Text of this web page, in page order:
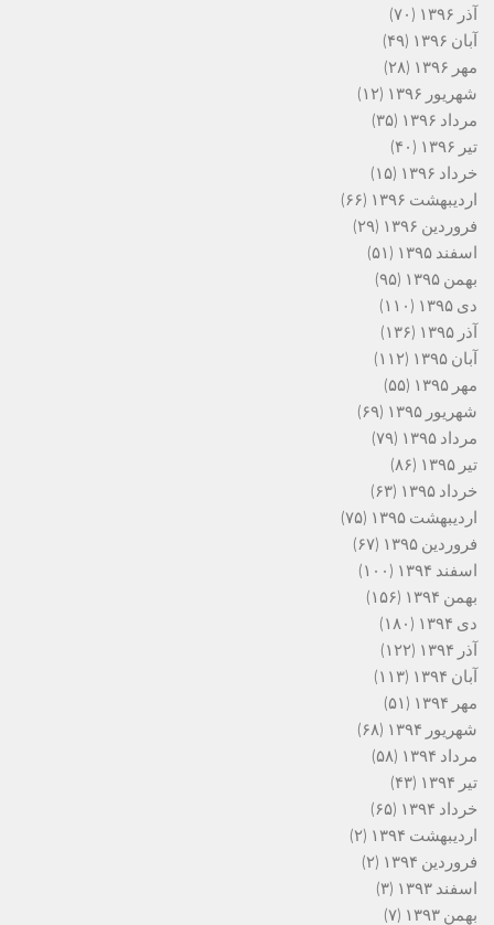
آذر ۱۳۹۶
(۷۰)
آبان ۱۳۹۶
(۴۹)
مهر ۱۳۹۶
(۲۸)
شهریور ۱۳۹۶
(۱۲)
مرداد ۱۳۹۶
(۳۵)
تیر ۱۳۹۶
(۴۰)
خرداد ۱۳۹۶
(۱۵)
اردیبهشت ۱۳۹۶
(۶۶)
فروردین ۱۳۹۶
(۲۹)
اسفند ۱۳۹۵
(۵۱)
بهمن ۱۳۹۵
(۹۵)
دی ۱۳۹۵
(۱۱۰)
آذر ۱۳۹۵
(۱۳۶)
آبان ۱۳۹۵
(۱۱۲)
مهر ۱۳۹۵
(۵۵)
شهریور ۱۳۹۵
(۶۹)
مرداد ۱۳۹۵
(۷۹)
تیر ۱۳۹۵
(۸۶)
خرداد ۱۳۹۵
(۶۳)
اردیبهشت ۱۳۹۵
(۷۵)
فروردین ۱۳۹۵
(۶۷)
اسفند ۱۳۹۴
(۱۰۰)
بهمن ۱۳۹۴
(۱۵۶)
دی ۱۳۹۴
(۱۸۰)
آذر ۱۳۹۴
(۱۲۲)
آبان ۱۳۹۴
(۱۱۳)
مهر ۱۳۹۴
(۵۱)
شهریور ۱۳۹۴
(۶۸)
مرداد ۱۳۹۴
(۵۸)
تیر ۱۳۹۴
(۴۳)
خرداد ۱۳۹۴
(۶۵)
اردیبهشت ۱۳۹۴
(۲)
فروردین ۱۳۹۴
(۲)
اسفند ۱۳۹۳
(۳)
بهمن ۱۳۹۳
(۷)